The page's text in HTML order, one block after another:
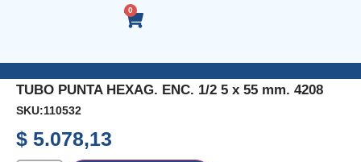
0
TUBO PUNTA HEXAG. ENC. 1/2 5 x 55 mm. 4208
SKU:110532
$ 5.078,13